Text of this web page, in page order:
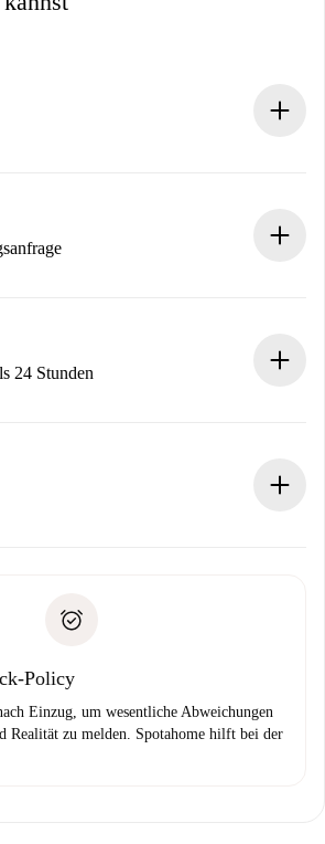
Informationen im Voraus.
wir dich erst belasten, wenn der
24 Stunden
her.
ablehnen muss, entstehen keine
Policy
Einzug, um wesentliche Abweichungen
Realität zu melden. Spotahome hilft bei der